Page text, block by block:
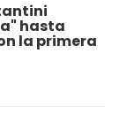
hasta
la primera